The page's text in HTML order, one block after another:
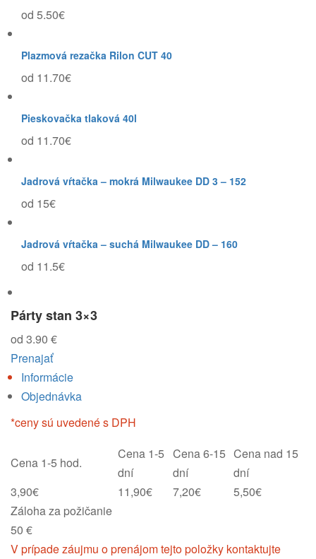
od 5.50€
Plazmová rezačka Rilon CUT 40
od 11.70€
Pieskovačka tlaková 40l
od 11.70€
Jadrová vŕtačka – mokrá Milwaukee DD 3 – 152
od 15€
Jadrová vŕtačka – suchá Milwaukee DD – 160
od 11.5€
Párty stan 3×3
od 3.90 €
Prenajať
Informácie
Objednávka
*ceny sú uvedené s DPH
Cena 1-5 hod.
Cena 1-5
dní
Cena 6-15
dní
Cena nad 15
dní
3,90€
11,90€ 7,20€
5,50€
Záloha za požičanie
50 €
V prípade záujmu o prenájom tejto položky kontaktujte